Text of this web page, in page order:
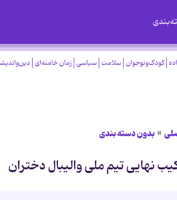
کودک‌ونوجوان سلامت سیاسی زمان خامنه‌ای
بدون دسته بندی
نهایی تیم ملی والیبال دختران